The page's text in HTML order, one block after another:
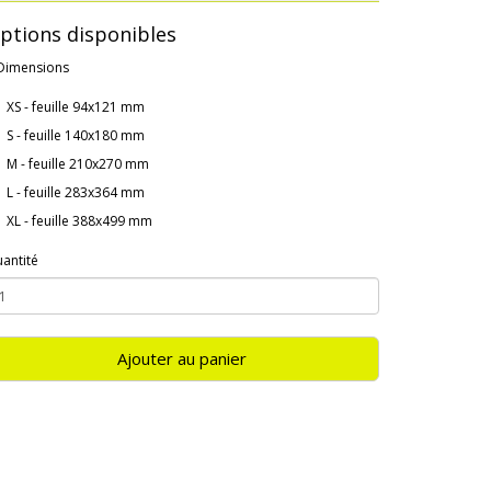
disponibles
XS - feuille 94x121 mm
S - feuille 140x180 mm
M - feuille 210x270 mm
L - feuille 283x364 mm
XL - feuille 388x499 mm
Ajouter au panier